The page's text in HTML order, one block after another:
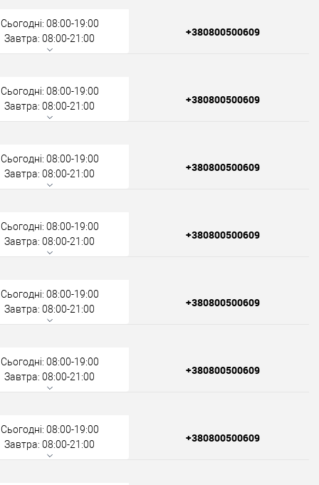
Сьогодні: 08:00-19:00
Завтра: 08:00-21:00
+380800500609
Сьогодні: 08:00-19:00
Завтра: 08:00-21:00
+380800500609
Сьогодні: 08:00-19:00
Завтра: 08:00-21:00
+380800500609
Сьогодні: 08:00-19:00
Завтра: 08:00-21:00
+380800500609
Сьогодні: 08:00-19:00
Завтра: 08:00-21:00
+380800500609
Сьогодні: 08:00-19:00
Завтра: 08:00-21:00
+380800500609
Сьогодні: 08:00-19:00
Завтра: 08:00-21:00
+380800500609